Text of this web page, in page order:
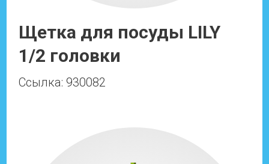
Щетка для посуды LILY
1/2 головки
Ссылка: 930082